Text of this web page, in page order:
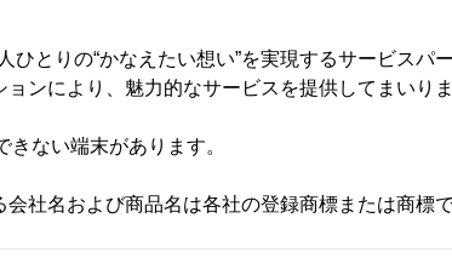
ひとりの“かなえたい想い”を実現するサービスパ
ンにより、魅力的なサービスを提供してまいりま
きない端末があります。
社名および商品名は各社の登録商標または商標で